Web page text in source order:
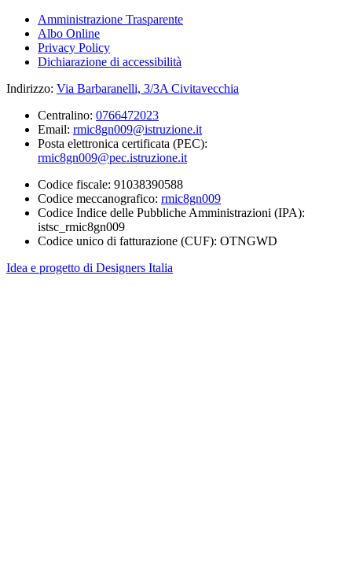
Amministrazione Trasparente
Albo Online
Privacy Policy
Dichiarazione di accessibilità
Indirizzo: Via Barbaranelli, 3/3A Civitavecchia
Centralino: 0766472023
Email: rmic8gn009@istruzione.it
Posta elettronica certificata (PEC):
rmic8gn009@pec.istruzione.it
Codice fiscale: 91038390588
Codice meccanografico: rmic8gn009
Codice Indice delle Pubbliche Amministrazioni (IPA):
istsc_rmic8gn009
Codice unico di fatturazione (CUF): OTNGWD
Idea e progetto di Designers Italia